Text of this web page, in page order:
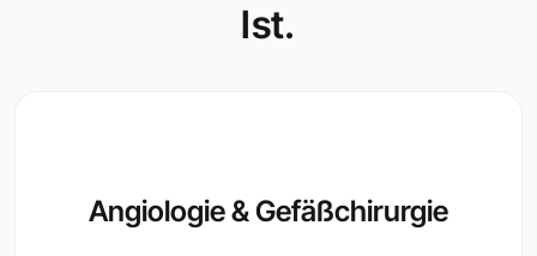
Ist.
Angiologie & Gefäßchirurgie